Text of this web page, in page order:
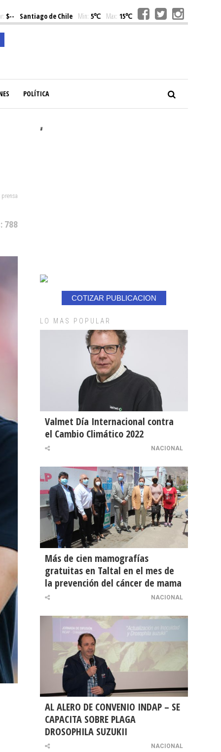
$-- Santiago de Chile Min: 5℃ Max: 15℃
POLÍTICA
788
#
COTIZAR PUBLICACION
LO MAS POPULAR
Valmet Día Internacional contra
el Cambio Climático 2022
NACIONAL
Más de cien mamografías
gratuitas en Taltal en el mes de
la prevención del cáncer de mama
NACIONAL
AL ALERO DE CONVENIO INDAP – SE
CAPACITA SOBRE PLAGA
DROSOPHILA SUZUKII
NACIONAL